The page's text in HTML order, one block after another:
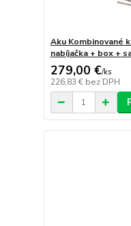
Aku Kombinované
nabíjačka + box +
279,00 €/ks
226,83 € bez DPH